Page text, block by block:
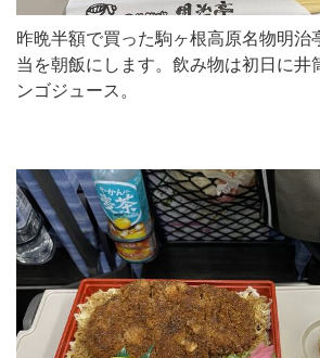
昨晩半額で買った駒ヶ根高原名物明治
当を朝飯にします。飲み物は初日に井
ンゴジュース。